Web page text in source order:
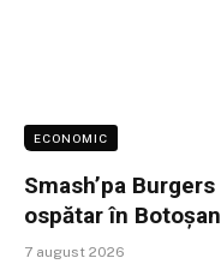
ECONOMIC
Smash’pa
ospătar în
7 august 2026